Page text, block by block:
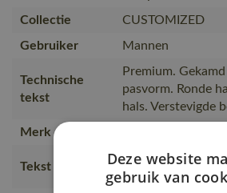
Collectie
CUSTOMIZED
Gebruiker
Mannen
Technische
tekst
Premium.
pasvorm. Ronde
hals. Verstevigde
Merk
Tekst usp
T-shirt van hoge
werkdag lang
Deze website
gebruik van